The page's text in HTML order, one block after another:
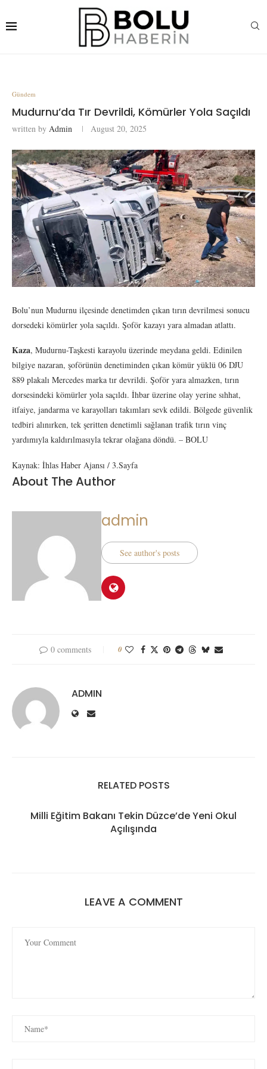
Gündem
Mudurnu’da Tır Devrildi, Kömürler Yola Saçıldı
written by Admin August 20, 2025
Bolu’nun Mudurnu ilçesinde denetimden çıkan tırın devrilmesi sonucu
dorsedeki kömürler yola saçıldı. Şoför kazayı yara almadan atlattı.
Kaza, Mudurnu-Taşkesti karayolu üzerinde meydana geldi. Edinilen
bilgiye nazaran, şoförünün denetiminden çıkan kömür yüklü 06 DJU
889 plakalı Mercedes marka tır devrildi. Şoför yara almazken, tırın
dorsesindeki kömürler yola saçıldı. İhbar üzerine olay yerine sıhhat,
itfaiye, jandarma ve karayolları takımları sevk edildi. Bölgede güvenlik
tedbiri alınırken, tek şeritten denetimli sağlanan trafik tırın vinç
yardımıyla kaldırılmasıyla tekrar olağana döndü. – BOLU
Kaynak: İhlas Haber Ajansı / 3.Sayfa
About The Author
admin
See author's posts
0 comments 0
ADMIN
RELATED POSTS
Milli Eğitim Bakanı Tekin Düzce’de Yeni Okul
Açılışında
LEAVE A COMMENT